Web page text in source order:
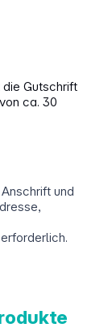
Gutschrift
ca. 30
und